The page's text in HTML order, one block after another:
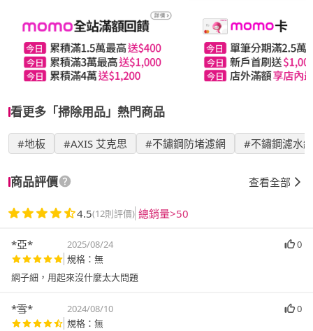
看更多「掃除用品」熱門商品
#地板 #AXIS 艾克思 #不鏽鋼防堵濾網 #不鏽鋼濾水網
商品評價 查看全部
4.5(12則評價) 總銷量>50
*亞* 2025/08/24
0
規格：無
網子細，用起來沒什麼太大問題
*雪* 2024/08/10
0
規格：無